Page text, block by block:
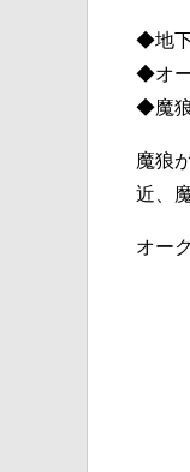
◆地下
◆オ
◆魔
魔狼
近、
オー